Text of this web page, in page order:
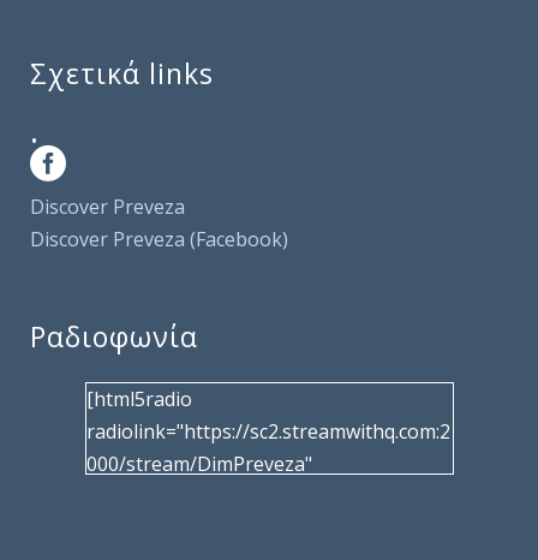
Σχετικά links
.
Discover Preveza
Discover Preveza (Facebook)
Ραδιοφωνία
[html5radio
radiolink="https://sc2.streamwithq.com:2
000/stream/DimPreveza"